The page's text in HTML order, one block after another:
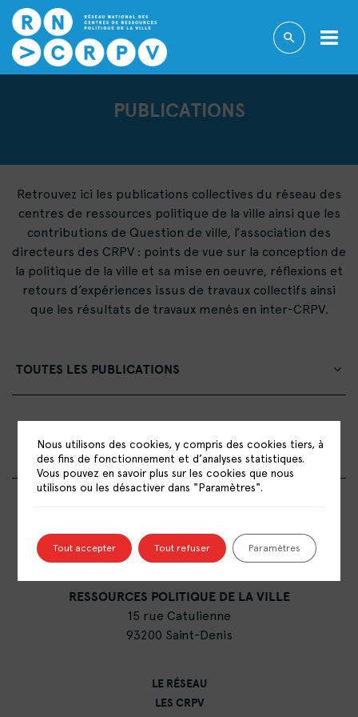
PUBLICATIONS
Retrouvez ici les publications collectives du réseau des
centres de ressources politique de la ville ainsi que les
contributions de Question de ville, l’association des
directeurs des CRPV : points de vue sur la conception de
la politique de la ville et sa mise en oeuvre, réflexions et
retours d’expériences issus de travaux collectifs ainsi
que les résultats de travaux menés en inter-CRPV.
TOUTES LES PUBLICATIONS
Aucun résultat trouvé
RÉSEAU NATIONAL DES CENTRES DE
RESSOURCES POLITIQUE DE LA VILLE
15 rue Catulienne
93200 Saint-Denis
LE RÉSEAU
LES CRPV
Nous utilisons des cookies, y compris des cookies tiers, à
des fins de fonctionnement et d’analyses statistiques.
Vous pouvez en savoir plus sur les cookies que nous
utilisons ou les désactiver dans "Paramètres".
Tout accepter Tout refuser Paramètres